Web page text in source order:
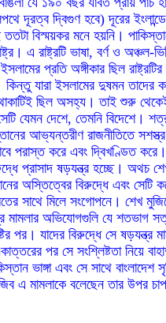
দূরত্ব দ্বিগুণ হবে) দূরের
ততটা বিস্ময়কর মনে হয়নি।
এ রাষ্ট্রটি ভাষা, বর্ণ ও অঞ্চল-
প্রতি অঙ্গীকার ছিল
যারা ইসলামের দুষমন তাদের
থাকাটিই ছিল অসহ্য। তাই শুরু
যেমন দেশে, তেমনি বিদেশে।
আভ্যন্তরীণ রাজনীতিতে
পরাস্ত করে এবং দ্বিখণ্ডিত
প্রাসাদ ষড়যন্ত্র হচ্ছে। অথচ
অস্তিত্বের বিরুদ্ধে এবং সেটি
সাথে মিলে সংগোপনে। শেখ
মামলার অভিযোগগুলি যে শতভাগ
পর। যাদের বিরুদ্ধে সে
পর সে সংশ্লিষ্টতা নিয়ে
ভাঙ্গা এবং সে সাথে বাংলাদেশ
এ মামলাকে বলেছেন তার উপর